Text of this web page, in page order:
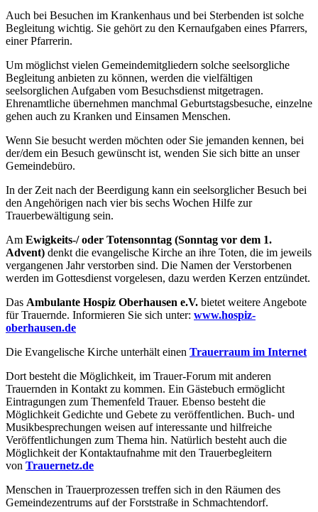
Auch bei Besuchen im Krankenhaus und bei Sterbenden ist solche
Begleitung wichtig. Sie gehört zu den Kernaufgaben eines Pfarrers,
einer Pfarrerin.
Um möglichst vielen Gemeindemitgliedern solche seelsorgliche
Begleitung anbieten zu können, werden die vielfältigen
seelsorglichen Aufgaben vom Besuchsdienst mitgetragen.
Ehrenamtliche übernehmen manchmal Geburtstagsbesuche, einzelne
gehen auch zu Kranken und Einsamen Menschen.
Wenn Sie besucht werden möchten oder Sie jemanden kennen, bei
der/dem ein Besuch gewünscht ist, wenden Sie sich bitte an unser
Gemeindebüro.
In der Zeit nach der Beerdigung kann ein seelsorglicher Besuch bei
den Angehörigen nach vier bis sechs Wochen Hilfe zur
Trauerbewältigung sein.
Am Ewigkeits-/ oder Totensonntag (Sonntag vor dem 1.
Advent) denkt die evangelische Kirche an ihre Toten, die im jeweils
vergangenen Jahr verstorben sind. Die Namen der Verstorbenen
werden im Gottesdienst vorgelesen, dazu werden Kerzen entzündet.
Das Ambulante Hospiz Oberhausen e.V. bietet weitere Angebote
für Trauernde. Informieren Sie sich unter: www.hospiz-
oberhausen.de
Die Evangelische Kirche unterhält einen Trauerraum im Internet
Dort besteht die Möglichkeit, im Trauer-Forum mit anderen
Trauernden in Kontakt zu kommen. Ein Gästebuch ermöglicht
Eintragungen zum Themenfeld Trauer. Ebenso besteht die
Möglichkeit Gedichte und Gebete zu veröffentlichen. Buch- und
Musikbesprechungen weisen auf interessante und hilfreiche
Veröffentlichungen zum Thema hin. Natürlich besteht auch die
Möglichkeit der Kontaktaufnahme mit den Trauerbegleitern
von Trauernetz.de
Menschen in Trauerprozessen treffen sich in den Räumen des
Gemeindezentrums auf der Forststraße in Schmachtendorf.